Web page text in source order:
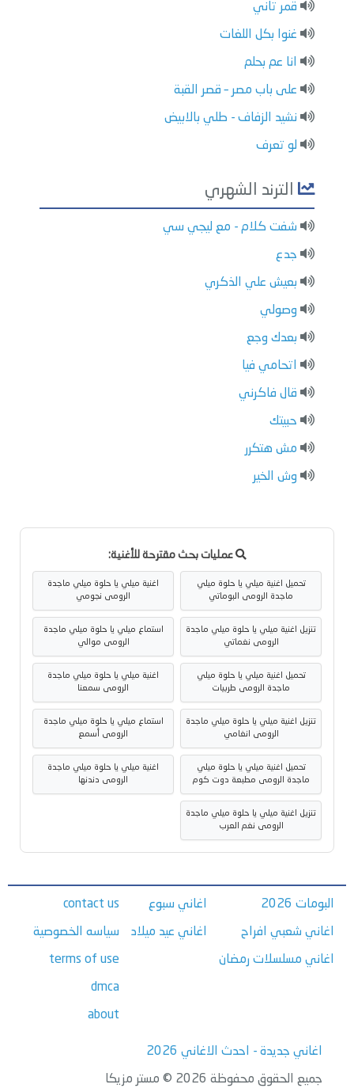
قمر تاني
غنوا بكل اللغات
انا عم بحلم
على باب مصر – قصر القبة
نشيد الزفاف - طلي بالابيض
لو تعرف
الترند الشهري
شفت كلام - مع ليجي سي
جدع
بعيش علي الذكري
وصولي
بعدك وجع
اتحامي فيا
قال فاكرني
حبيتك
مش هتكرر
وش الخير
عمليات بحث مقترحة للأغنية:
تحميل اغنية ميلي يا حلوة ميلي
ماجدة الرومى البوماتي
اغنية ميلي يا حلوة ميلي ماجدة
الرومى نجومي
تنزيل اغنية ميلي يا حلوة ميلي ماجدة
الرومى نغماتي
استماع ميلي يا حلوة ميلي ماجدة
الرومى موالي
تحميل اغنية ميلي يا حلوة ميلي
ماجدة الرومى طربيات
اغنية ميلي يا حلوة ميلي ماجدة
الرومى سمعنا
تنزيل اغنية ميلي يا حلوة ميلي ماجدة
الرومى انغامي
استماع ميلي يا حلوة ميلي ماجدة
الرومى أسمع
تحميل اغنية ميلي يا حلوة ميلي
ماجدة الرومى مطبعة دوت كوم
اغنية ميلي يا حلوة ميلي ماجدة
الرومى دندنها
تنزيل اغنية ميلي يا حلوة ميلي ماجدة
الرومى نغم العرب
البومات 2026
اغاني شعبي افراح
اغاني مسلسلات رمضان
اغاني سبوع
اغاني عيد ميلاد
contact us
سياسه الخصوصية
terms of use
dmca
about
اغاني جديدة - احدث الاغاني 2026
جميع الحقوق محفوظة 2026 © مستر مزيكا